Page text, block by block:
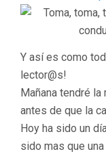
Y así es como
lector@s!
Mañana tendré
antes de que la
Hoy ha sido un
sido mas que